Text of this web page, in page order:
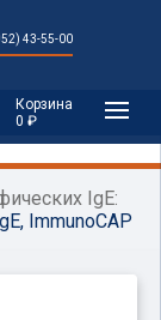
43-55-00
Корзина
0 ₽
IgE:
ImmunoCAP